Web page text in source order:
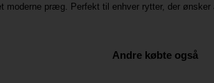
præg. Perfekt til enhver rytter, der
Andre købte også